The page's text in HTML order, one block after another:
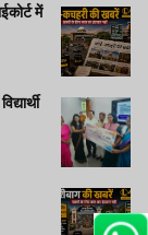
में